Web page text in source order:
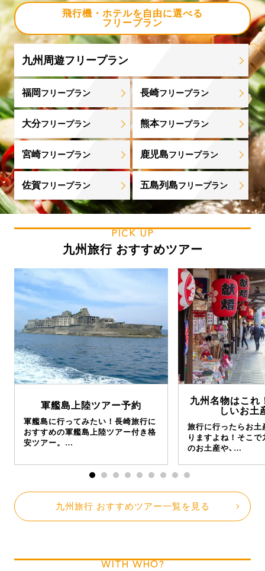
飛行機・ホテルを自由に選べる
フリープラン
九州周遊フリープラン
福岡 フリープラン 長崎フリープラン
大分フリープラン 熊本フリープラン
宮崎フリープラン 鹿児島フリープラン
佐賀フリープラン 五島列島フリープラン
PICK UP
九州旅行 おすすめツアー
軍艦島上陸ツアー予約
軍艦島に行ってみたい！長崎旅行に
おすすめの軍艦島上陸ツアー付き格
安ツアー。…
九州名物はこれ
しいお土
旅行に行ったらお土
りますよね！そこ
のお土産や､…
九州旅行 おすすめツアー一覧を見る
WITH WHO?